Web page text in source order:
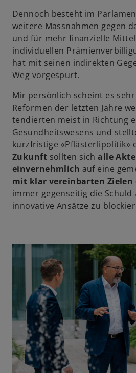
Dennoch besteht im
weitere Massnahmen gegen
und für mehr finanzielle
individuellen
hat mit seinen indirekten
Weg vorgespurt.
Mir persönlich scheint es
Reformen der letzten Jahre
tendierten meist in Richtung
Gesundheitswesens und
kurzfristige «Pflästerlipolitik»
Zukunft sollten sich alle
einvernehmlich auf eine
mit klar vereinbarten Zielen
immer gegenseitig die Schuld
innovative Ansätze zu